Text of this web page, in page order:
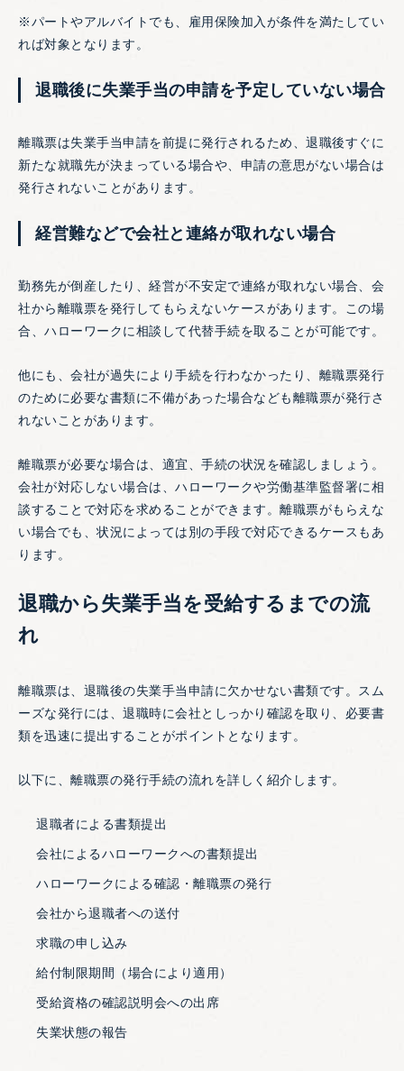
※パートやアルバイトでも、雇用保険加入が条件を満たしてい
れば対象となります。
退職後に失業手当の申請を予定していない場合
離職票は失業手当申請を前提に発行されるため、退職後すぐに
新たな就職先が決まっている場合や、申請の意思がない場合は
発行されないことがあります。
経営難などで会社と連絡が取れない場合
勤務先が倒産したり、経営が不安定で連絡が取れない場合、会
社から離職票を発行してもらえないケースがあります。この場
合、ハローワークに相談して代替手続を取ることが可能です。
他にも、会社が過失により手続を行わなかったり、離職票発行
のために必要な書類に不備があった場合なども離職票が発行さ
れないことがあります。
離職票が必要な場合は、適宜、手続の状況を確認しましょう。
会社が対応しない場合は、ハローワークや労働基準監督署に相
談することで対応を求めることができます。離職票がもらえな
い場合でも、状況によっては別の手段で対応できるケースもあ
ります。
退職から失業手当を受給するまでの流
れ
離職票は、退職後の失業手当申請に欠かせない書類です。スム
ーズな発行には、退職時に会社としっかり確認を取り、必要書
類を迅速に提出することがポイントとなります。
以下に、離職票の発行手続の流れを詳しく紹介します。
退職者による書類提出
会社によるハローワークへの書類提出
ハローワークによる確認・離職票の発行
会社から退職者への送付
求職の申し込み
給付制限期間（場合により適用）
受給資格の確認説明会への出席
失業状態の報告